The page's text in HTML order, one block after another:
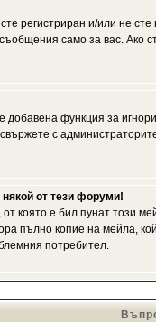
регистриран и/или не
само за вас. Ако
функция за
с
от тези форуми!
която е бил пунат този
пълно копие на мейла,
потребител.